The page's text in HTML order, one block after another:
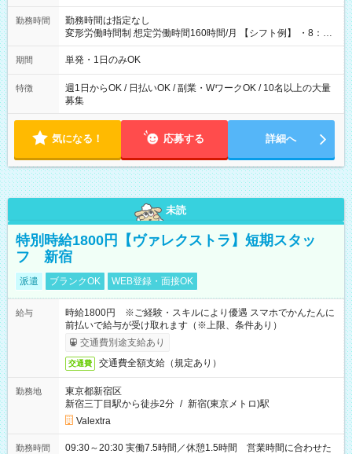
勤務時間
勤務時間は指定なし
変形労働時間制 想定労働時間160時間/月 【シフト例】 ・8：00
～21：00
期間 単発・1日のみOK
特徴
週1日からOK / 日払いOK / 副業・WワークOK / 10名以上の大量
募集
気になる！ 応募する 詳細へ
未読
特別時給1800円【ヴァレクストラ】短期スタッ
フ 新宿
派遣 ブランクOK WEB登録・面接OK
給与
時給1800円 ※ご経験・スキルにより優遇 スマホでかんたんに
前払いで給与が受け取れます（※上限、条件あり）
交通費別途支給あり
交通費 交通費全額支給（規定あり）
勤務地
東京都新宿区
新宿三丁目駅から徒歩2分 / 新宿(東京メトロ)駅
Valextra
勤務時間
09:30～20:30 実働7.5時間／休憩1.5時間 営業時間に合わせた